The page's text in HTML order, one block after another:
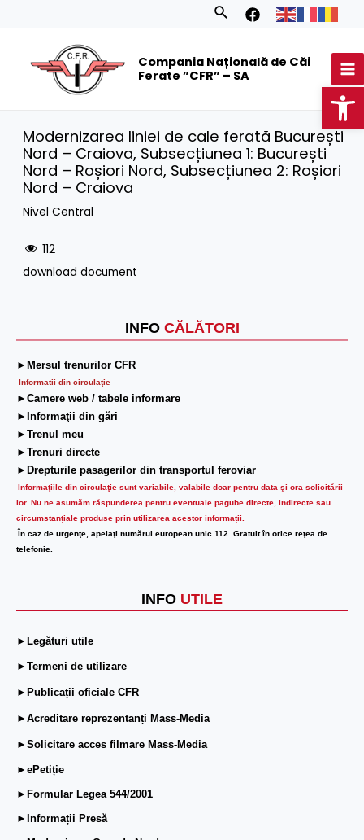
Search
Compania Națională de Căi
Ferate ”CFR” – SA
INFO CĂLĂTORI
►Mersul trenurilor CFR
Informatii din circulaţie
►Camere web / tabele informare
►Informaţii din gări
►Trenul meu
►Trenuri directe
►Drepturile pasagerilor din transportul feroviar
Informaţiile din circulaţie sunt variabile, valabile doar pentru data şi ora solicitării
lor. Nu ne asumăm răspunderea pentru eventuale pagube directe, indirecte sau
circumstanțiale produse prin utilizarea acestor informații.
În caz de urgenţe, apelaţi numărul european unic 112. Gratuit în orice reţea de
telefonie.
INFO UTILE
►Legături utile
►Termeni de utilizare
►Publicații oficiale CFR
►Acreditare reprezentanți Mass-Media
►Solicitare acces filmare Mass-Media
►ePetiție
►Formular Legea 544/2001
►Informații Presă
Modernizarea liniei de cale ferată București
Nord – Craiova, Subsecțiunea 1: București
Nord – Roșiori Nord, Subsecțiunea 2: Roșiori
Nord – Craiova
Nivel Central
112
download document